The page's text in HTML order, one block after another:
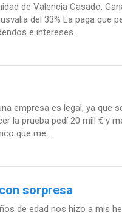
de Valencia Casado,
del 33% La paga que
e intereses...
empresa es legal, ya que
la prueba pedí 20 mill € y
que me...
sorpresa
de edad nos hizo a mis